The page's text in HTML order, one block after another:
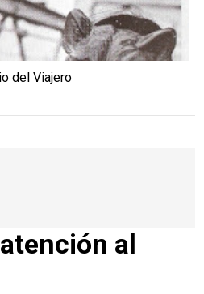
del Viajero
al